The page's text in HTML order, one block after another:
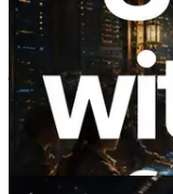
2026.08.05
ERPC का
वैश्विक क्षेत्रों से
Information
यह लेख पढ़ें